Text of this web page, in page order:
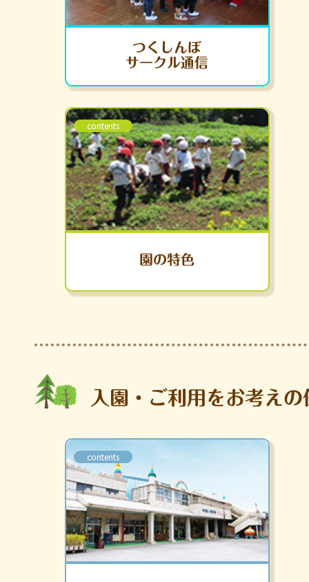
つくしんぼ
サークル通信
contents
園の特色
入園・ご利用をお考え
contents